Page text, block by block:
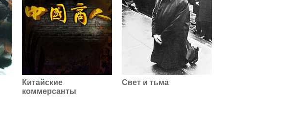
Китайские
коммерсанты
Свет и тьма